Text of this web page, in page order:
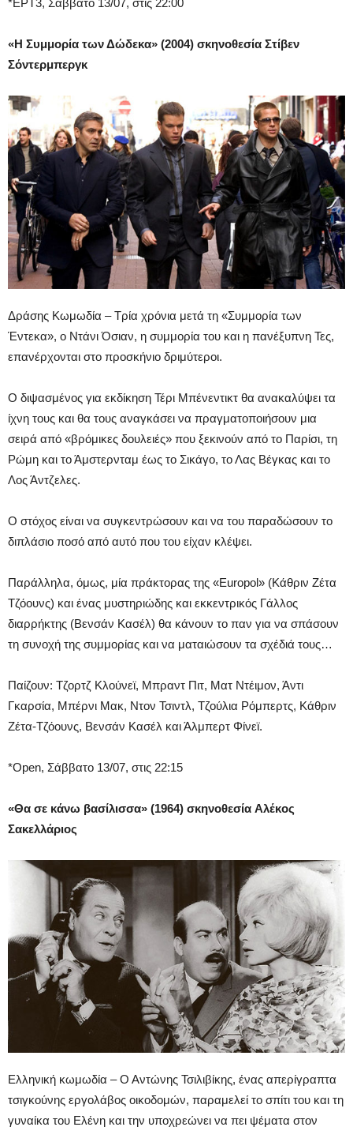
*ΕΡΤ3, Σάββατο 13/07, στις 22:00
«Η Συμμορία των Δώδεκα» (2004) σκηνοθεσία Στίβεν
Σόντερμπεργκ
Δράσης Κωμωδία – Τρία χρόνια μετά τη «Συμμορία των
Έντεκα», ο Ντάνι Όσιαν, η συμμορία του και η πανέξυπνη Τες,
επανέρχονται στο προσκήνιο δριμύτεροι.
Ο διψασμένος για εκδίκηση Τέρι Μπένεντικτ θα ανακαλύψει τα
ίχνη τους και θα τους αναγκάσει να πραγματοποιήσουν μια
σειρά από «βρόμικες δουλειές» που ξεκινούν από το Παρίσι, τη
Ρώμη και το Άμστερνταμ έως το Σικάγο, το Λας Βέγκας και το
Λος Άντζελες.
Ο στόχος είναι να συγκεντρώσουν και να του παραδώσουν το
διπλάσιο ποσό από αυτό που του είχαν κλέψει.
Παράλληλα, όμως, μία πράκτορας της «Europol» (Κάθριν Ζέτα
Τζόουνς) και ένας μυστηριώδης και εκκεντρικός Γάλλος
διαρρήκτης (Βενσάν Κασέλ) θα κάνουν το παν για να σπάσουν
τη συνοχή της συμμορίας και να ματαιώσουν τα σχέδιά τους…
Παίζουν: Τζορτζ Κλούνεϊ, Μπραντ Πιτ, Ματ Ντέιμον, Άντι
Γκαρσία, Μπέρνι Μακ, Ντον Τσιντλ, Τζούλια Ρόμπερτς, Κάθριν
Ζέτα-Τζόουνς, Βενσάν Κασέλ και Άλμπερτ Φίνεϊ.
*Open, Σάββατο 13/07, στις 22:15
«Θα σε κάνω βασίλισσα» (1964) σκηνοθεσία Αλέκος
Σακελλάριος
Ελληνική κωμωδία – Ο Αντώνης Τσιλιβίκης, ένας απερίγραπτα
τσιγκούνης εργολάβος οικοδομών, παραμελεί το σπίτι του και τη
γυναίκα του Ελένη και την υποχρεώνει να πει ψέματα στον